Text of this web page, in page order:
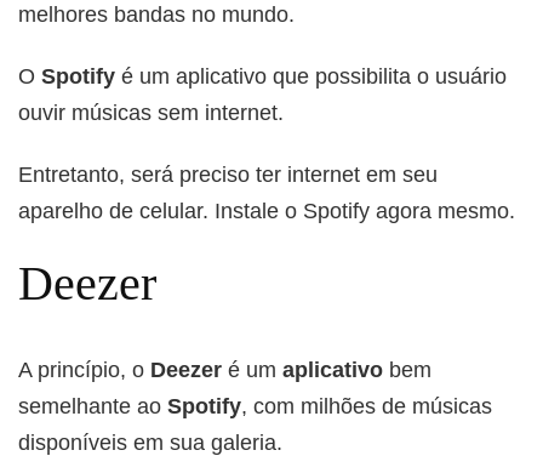
melhores bandas no mundo.
O Spotify é um aplicativo que possibilita o usuário
ouvir músicas sem internet.
Entretanto, será preciso ter internet em seu
aparelho de celular. Instale o Spotify agora mesmo.
Deezer
A princípio, o Deezer é um aplicativo bem
semelhante ao Spotify, com milhões de músicas
disponíveis em sua galeria.